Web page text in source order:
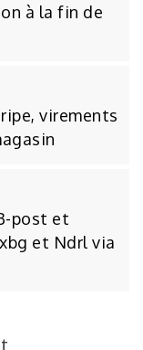
à la fin de
virements
post et
et Ndrl via